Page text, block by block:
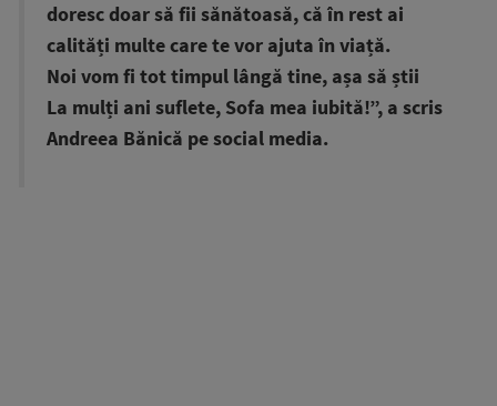
doresc doar să fii sănătoasă, că în rest ai
calități multe care te vor ajuta în viață.
Noi vom fi tot timpul lângă tine, așa să știi
La mulți ani suflete, Sofa mea iubită!”, a scris
Andreea Bănică pe social media.